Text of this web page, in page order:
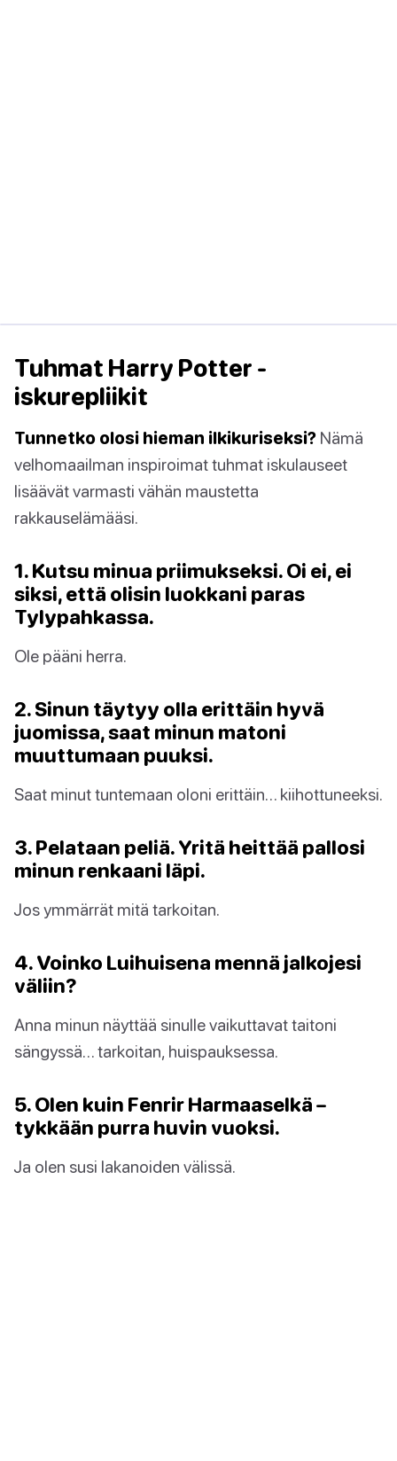
Tuhmat Harry Potter -
iskurepliikit
Tunnetko olosi hieman ilkikuriseksi? Nämä
velhomaailman inspiroimat tuhmat iskulauseet
lisäävät varmasti vähän maustetta
rakkauselämääsi.
1. Kutsu minua priimukseksi. Oi ei, ei
siksi, että olisin luokkani paras
Tylypahkassa.
Ole pääni herra.
2. Sinun täytyy olla erittäin hyvä
juomissa, saat minun matoni
muuttumaan puuksi.
Saat minut tuntemaan oloni erittäin… kiihottuneeksi.
3. Pelataan peliä. Yritä heittää pallosi
minun renkaani läpi.
Jos ymmärrät mitä tarkoitan.
4. Voinko Luihuisena mennä jalkojesi
väliin?
Anna minun näyttää sinulle vaikuttavat taitoni
sängyssä… tarkoitan, huispauksessa.
5. Olen kuin Fenrir Harmaaselkä –
tykkään purra huvin vuoksi.
Ja olen susi lakanoiden välissä.